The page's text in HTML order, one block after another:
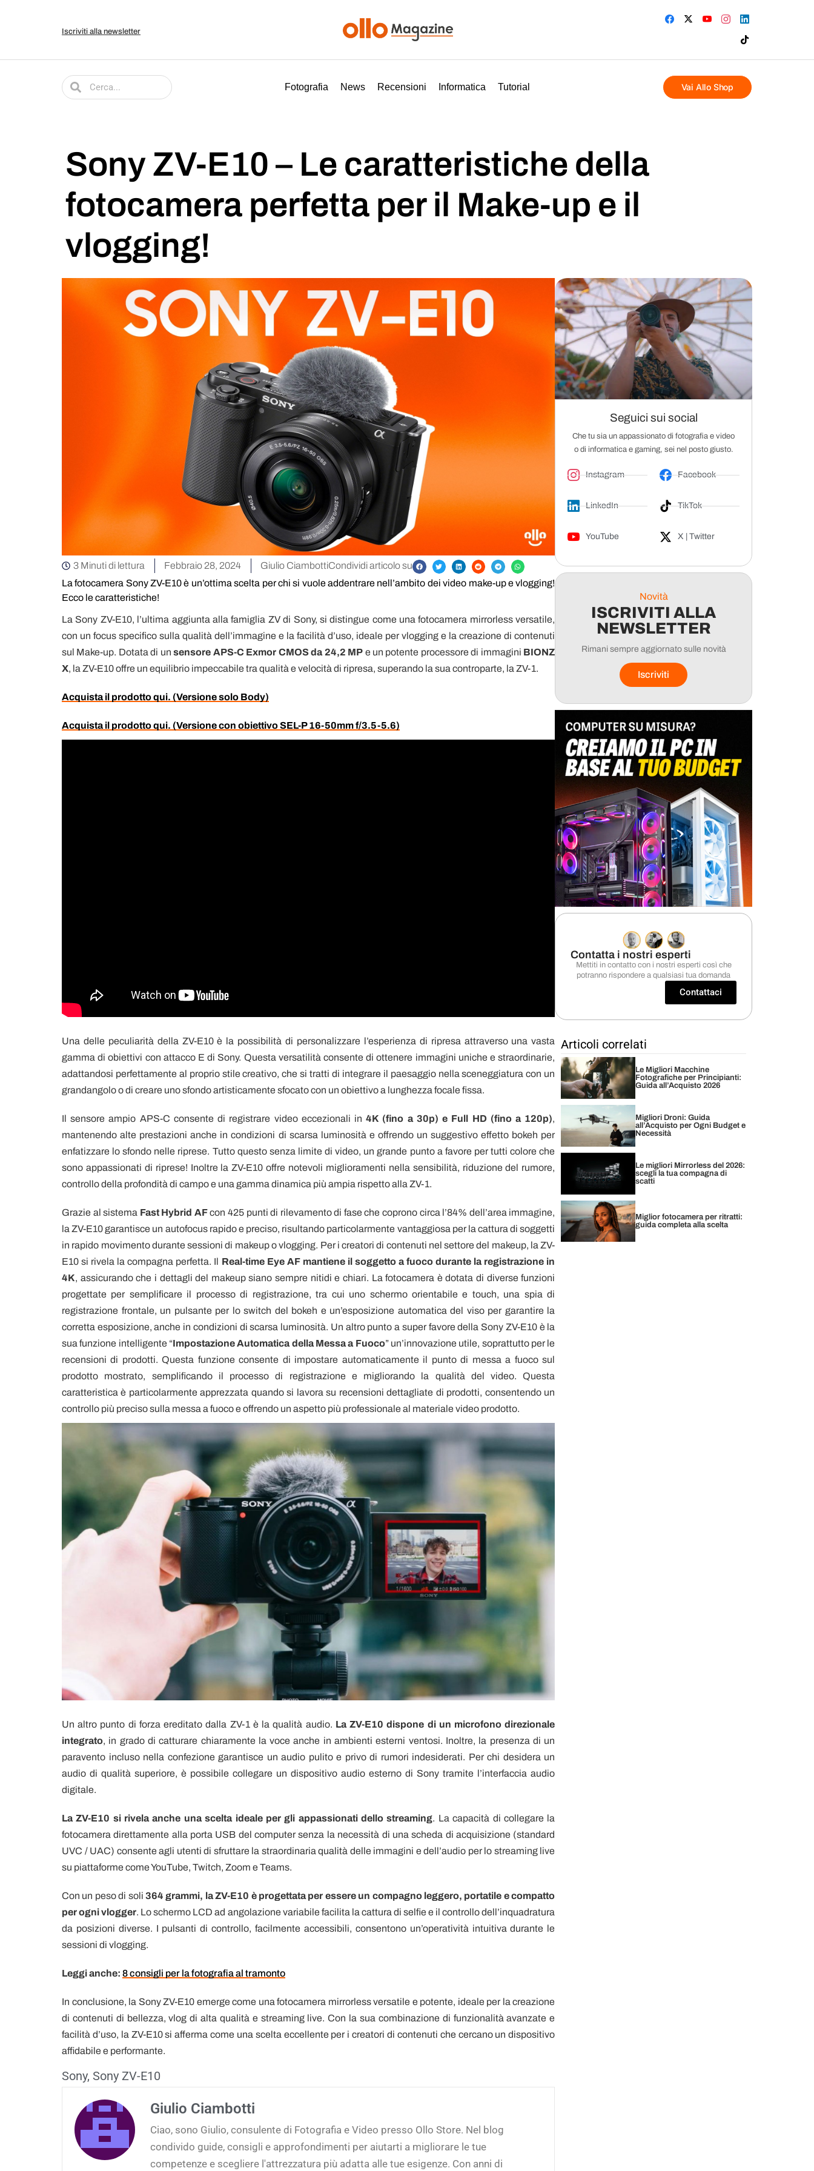
Iscriviti alla newsletter
Fotografia News Recensioni Informatica Tutorial Vai Allo Shop
Sony ZV-E10 – Le caratteristiche della
fotocamera perfetta per il Make-up e il
vlogging!
3 Minuti di lettura Febbraio 28, 2024 Giulio CiambottiCondividi articolo su
La fotocamera Sony ZV-E10 è un’ottima scelta per chi si vuole addentrare nell’ambito dei video make-up e vlogging!
Ecco le caratteristiche!
La Sony ZV-E10, l’ultima aggiunta alla famiglia ZV di Sony, si distingue come una fotocamera mirrorless versatile,
con un focus specifico sulla qualità dell’immagine e la facilità d’uso, ideale per vlogging e la creazione di contenuti
sul Make-up. Dotata di unsensore APS-C Exmor CMOS da 24,2 MP e un potente processore di immagini BIONZ
X, la ZV-E10 offre un equilibrio impeccabile tra qualità e velocità di ripresa, superando la sua controparte, la ZV-1.
Acquista il prodotto qui. (Versione solo Body)
Acquista il prodotto qui. (Versione con obiettivo SEL-P 16-50mm f/3.5-5.6)
Una delle peculiarità della ZV-E10 è la possibilità di personalizzare l’esperienza di ripresa attraverso una vasta
gamma di obiettivi con attacco E di Sony. Questa versatilità consente di ottenere immagini uniche e straordinarie,
adattandosi perfettamente al proprio stile creativo, che si tratti di integrare il paesaggio nella sceneggiatura con un
grandangolo o di creare uno sfondo artisticamente sfocato con un obiettivo a lunghezza focale fissa.
Il sensore ampio APS-C consente di registrare video eccezionali in4K (fino a 30p) e Full HD (fino a 120p),
mantenendo alte prestazioni anche in condizioni di scarsa luminosità e offrendo un suggestivo effetto bokeh per
enfatizzare lo sfondo nelle riprese. Tutto questo senza limite di video, un grande punto a favore per tutti colore che
sono appassionati di riprese! Inoltre la ZV-E10 offre notevoli miglioramenti nella sensibilità, riduzione del rumore,
controllo della profondità di campo e una gamma dinamica più ampia rispetto alla ZV-1.
Grazie al sistema Fast Hybrid AFcon 425 punti di rilevamento di fase che coprono circa l’84% dell’area immagine,
la ZV-E10 garantisce un autofocus rapido e preciso, risultando particolarmente vantaggiosa per la cattura di soggetti
in rapido movimento durante sessioni di makeup o vlogging. Per i creatori di contenuti nel settore del makeup, la ZV-
E10 si rivela la compagna perfetta. Il Real-time Eye AF mantiene il soggetto a fuoco durante la registrazione in
4K, assicurando che i dettagli del makeup siano sempre nitidi e chiari. La fotocamera è dotata di diverse funzioni
progettate per semplificare il processo di registrazione, tra cui uno schermo orientabile e touch, una spia di
registrazione frontale, un pulsante per lo switch del bokeh e un’esposizione automatica del viso per garantire la
corretta esposizione, anche in condizioni di scarsa luminosità. Un altro punto a super favore della Sony ZV-E10 è la
sua funzione intelligente “Impostazione Automatica della Messa a Fuoco” un’innovazione utile, soprattutto per le
recensioni di prodotti. Questa funzione consente di impostare automaticamente il punto di messa a fuoco sul
prodotto mostrato, semplificando il processo di registrazione e migliorando la qualità del video. Questa
caratteristica è particolarmente apprezzata quando si lavora su recensioni dettagliate di prodotti, consentendo un
controllo più preciso sulla messa a fuoco e offrendo un aspetto più professionale al materiale video prodotto.
Un altro punto di forza ereditato dalla ZV-1 è la qualità audio. La ZV-E10 dispone di un microfono direzionale
integrato, in grado di catturare chiaramente la voce anche in ambienti esterni ventosi. Inoltre, la presenza di un
paravento incluso nella confezione garantisce un audio pulito e privo di rumori indesiderati. Per chi desidera un
audio di qualità superiore, è possibile collegare un dispositivo audio esterno di Sony tramite l’interfaccia audio
digitale.
La ZV-E10 si rivela anche una scelta ideale per gli appassionati dello streaming. La capacità di collegare la
fotocamera direttamente alla porta USB del computer senza la necessità di una scheda di acquisizione (standard
UVC / UAC) consente agli utenti di sfruttare la straordinaria qualità delle immagini e dell’audio per lo streaming live
su piattaforme come YouTube, Twitch, Zoom e Teams.
Con un peso di soli364 grammi, la ZV-E10 è progettata per essere un compagno leggero, portatile e compatto
per ogni vlogger. Lo schermo LCD ad angolazione variabile facilita la cattura di selfie e il controllo dell’inquadratura
da posizioni diverse. I pulsanti di controllo, facilmente accessibili, consentono un’operatività intuitiva durante le
sessioni di vlogging.
Leggi anche: 8 consigli per la fotografia al tramonto
In conclusione, la Sony ZV-E10 emerge come una fotocamera mirrorless versatile e potente, ideale per la creazione
di contenuti di bellezza, vlog di alta qualità e streaming live. Con la sua combinazione di funzionalità avanzate e
facilità d’uso, la ZV-E10 si afferma come una scelta eccellente per i creatori di contenuti che cercano un dispositivo
affidabile e performante.
Sony, Sony ZV-E10
Giulio Ciambotti
Ciao, sono Giulio, consulente di Fotografia e Video presso Ollo Store. Nel blog
condivido guide, consigli e approfondimenti per aiutarti a migliorare le tue
competenze e scegliere l'attrezzatura più adatta alle tue esigenze. Con anni di
Seguici sui social
Che tu sia un appassionato di fotografia e video
o di informatica e gaming, sei nel posto giusto.
Instagram
LinkedIn
YouTube
Facebook
TikTok
X | Twitter
Novità
ISCRIVITI ALLA
NEWSLETTER
Rimani sempre aggiornato sulle novità
Iscriviti
Contatta i nostri esperti
Mettiti in contatto con i nostri esperti così che
potranno rispondere a qualsiasi tua domanda
Contattaci
Articoli correlati
Le Migliori Macchine
Fotografiche per Principianti:
Guida all’Acquisto 2026
Migliori Droni: Guida
all’Acquisto per Ogni Budget e
Necessità
Le migliori Mirrorless del 2026:
scegli la tua compagna di
scatti
Miglior fotocamera per ritratti:
guida completa alla scelta